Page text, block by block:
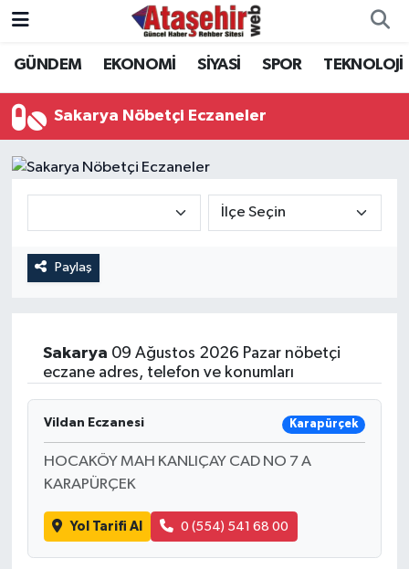
GÜNDEM EKONOMİ SİYASİ SPOR TEKNOLOJİ
Sakarya Nöbetçi Eczaneler
Paylaş
Sakarya 09 Ağustos 2026 Pazar nöbetçi
eczane adres, telefon ve konumları
Vildan Eczanesi Karapürçek
HOCAKÖY MAH KANLIÇAY CAD NO 7 A
KARAPÜRÇEK
Yol Tarifi Al 0 (554) 541 68 00
Hava Durumu
Trafik Durumu
Süper Lig Puan Durumu ve Fikstür
Son Dakika Haberleri